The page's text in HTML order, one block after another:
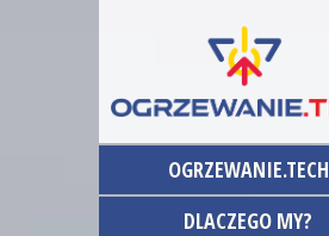
OGRZEWANIE.TECH
DLACZEGO MY?